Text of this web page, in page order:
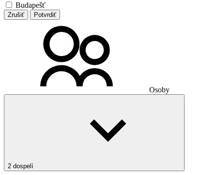
Budapešť
Zrušiť Potvrdiť
Osoby
2 dospelí